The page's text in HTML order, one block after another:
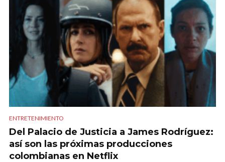
ENTRETENIMIENTO
Del Palacio de Justicia a James Rodríguez:
así son las próximas producciones
colombianas en Netflix